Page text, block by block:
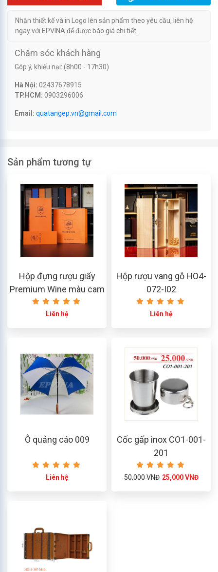
Nhận thiết kế và in Logo lên sản phẩm theo yêu cầu, liên hệ
ngay với EPVINA để được báo giá chi tiết.
Chăm sóc khách hàng
Góp ý, khiếu nại: (8h00 - 17h30)
Hà Nội: 02437678915
TP.HCM: 0903296006
Email: quatangep.vn@gmail.com
Sản phẩm tương tự
Hộp đựng rượu giấy
Premium Wine màu cam
Liên hệ
Hộp rượu vang gỗ HO4-
072-I02
Liên hệ
Ô quảng cáo 009
Liên hệ
Cốc gấp inox CO1-001-
201
50,000 VNĐ 25,000 VNĐ